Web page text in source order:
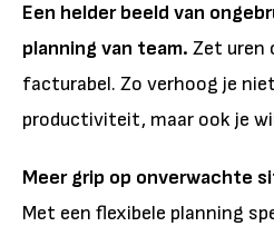
Een helder beeld van
planning van team. Zet uren
facturabel. Zo verhoog je
productiviteit, maar ook je
Meer grip op onverwachte
Met een flexibele planning